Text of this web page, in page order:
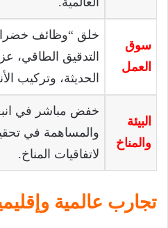
سوق
العمل
خلق “وظائف
التدقيق الطاقي،
الحديثة، وتركيب
البيئة
والمناخ
خفض مباشر في
والمساهمة في
لاتفاقيات المناخ.
تجارب عالمية